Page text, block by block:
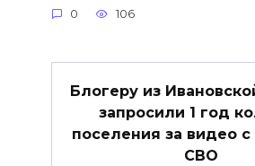
0 106
Блогеру из
запросили 1 год
поселения за видео с
СВО